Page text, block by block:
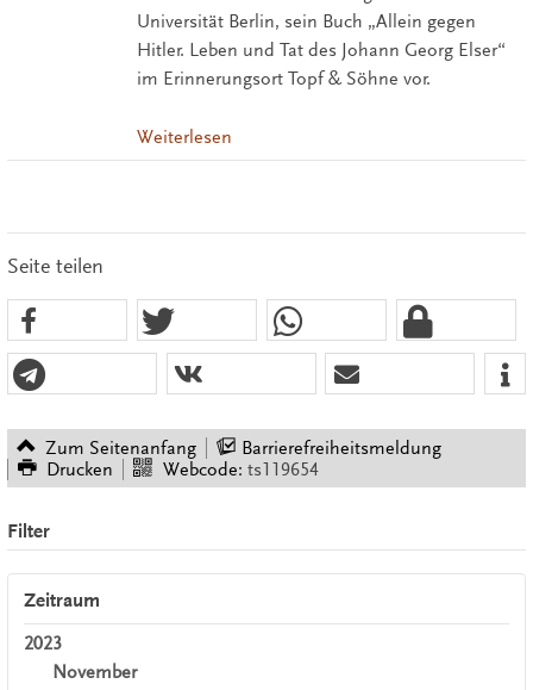
Universität Berlin, sein Buch „Allein gegen
Hitler. Leben und Tat des Johann Georg Elser“
im Erinnerungsort Topf & Söhne vor.
Weiterlesen
Seite teilen
Zum Seitenanfang
Barrierefreiheitsmeldung
Drucken
Webcode: ts119654
Filter
Zeitraum
2023
November